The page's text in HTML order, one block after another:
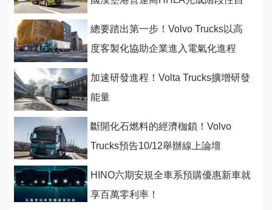
總要踏出第一步！Volvo Trucks以高
度客製化協助企業進入電氣化進程
加速研發進程！Volta Trucks擴增研發
能量
斷開化石燃料的經濟枷鎖！Volvo
Trucks預告10/12舉辦線上論壇
HINO六期安規全車系預購優惠新車就
享百萬零利率！